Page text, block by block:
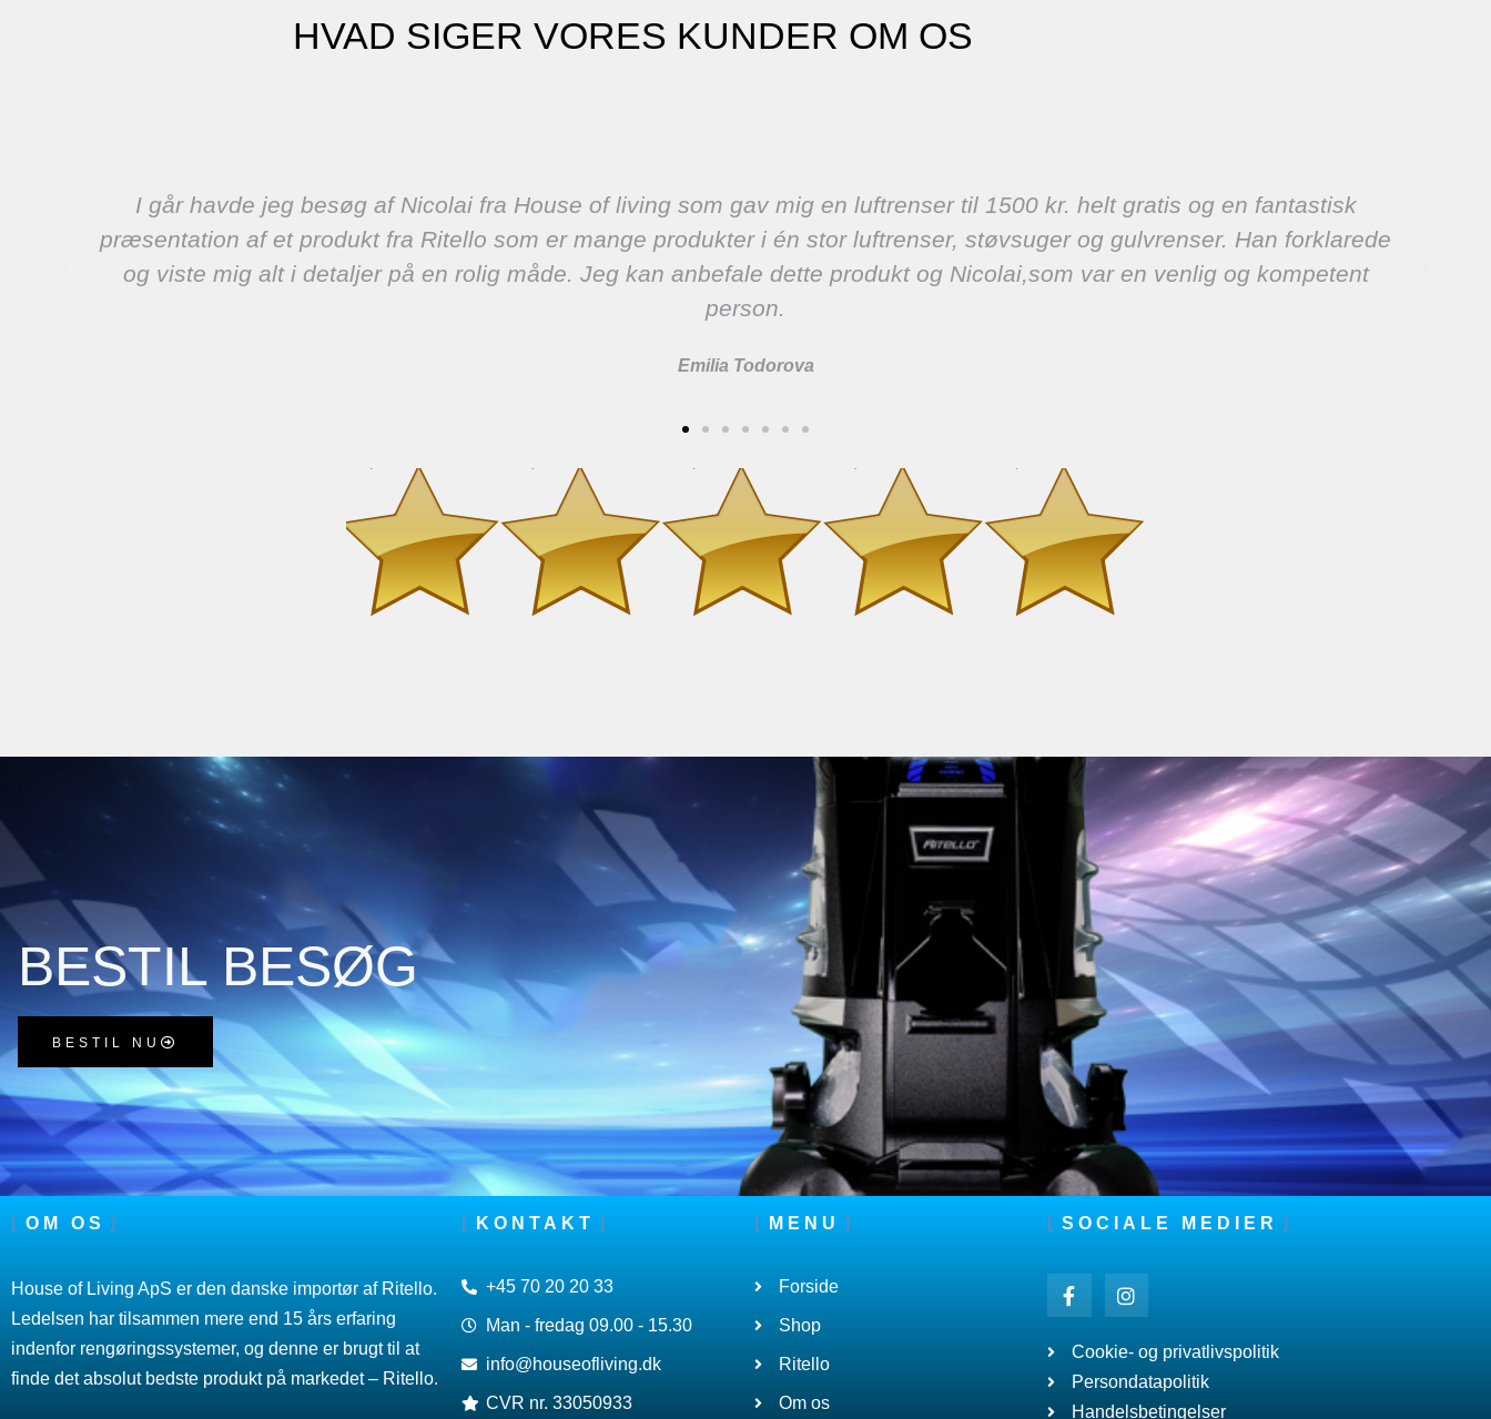
HVAD SIGER VORES KUNDER OM OS
I går havde jeg besøg af Nicolai fra House of living som gav mig en luftrenser til 1500 kr. helt gratis og en fantastisk
præsentation af et produkt fra Ritello som er mange produkter i én stor luftrenser, støvsuger og gulvrenser. Han forklarede
og viste mig alt i detaljer på en rolig måde. Jeg kan anbefale dette produkt og Nicolai,som var en venlig og kompetent
person.
Emilia Todorova
BESTIL BESØG
BESTIL NU
OM OS
House of Living ApS er den danske importør af Ritello.
Ledelsen har tilsammen mere end 15 års erfaring
indenfor rengøringssystemer, og denne er brugt til at
finde det absolut bedste produkt på markedet – Ritello.
KONTAKT
+45 70 20 20 33
Man - fredag 09.00 - 15.30
info@houseofliving.dk
CVR nr. 33050933
MENU
Forside
Shop
Ritello
Om os
SOCIALE MEDIER
Cookie- og privatlivspolitik
Persondatapolitik
Handelsbetingelser